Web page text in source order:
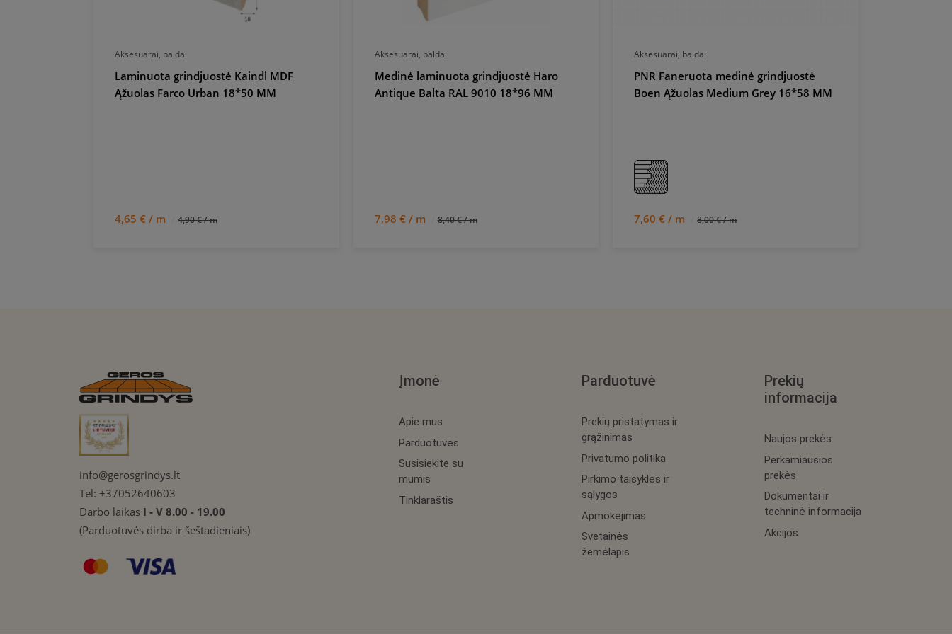
Aksesuarai, baldai
Laminuota grindjuostė Kaindl MDF
Ąžuolas Farco Urban 18*50 MM
4,65 € / m 4,90 € / m
Aksesuarai, baldai
Medinė laminuota grindjuostė Haro
Antique Balta RAL 9010 18*96 MM
7,98 € / m 8,40 € / m
Aksesuarai, baldai
PNR Faneruota medinė grindjuostė
Boen Ąžuolas Medium Grey 16*58 MM
7,60 € / m 8,00 € / m
info@gerosgrindys.lt
Tel: +37052640603
Darbo laikas I - V 8.00 - 19.00
(Parduotuvės dirba ir šeštadieniais)
Įmonė
Apie mus
Susisiekite su
mumis
Parduotuvės
Tinklaraštis
Parduotuvė
Prekių pristatymas ir
grąžinimas
Privatumo politika
Pirkimo taisyklės ir
sąlygos
Apmokėjimas
Svetainės
žemėlapis
Prekių
informacija
Akcijos
Naujos prekės
Perkamiausios
prekės
Dokumentai ir
techninė informacija